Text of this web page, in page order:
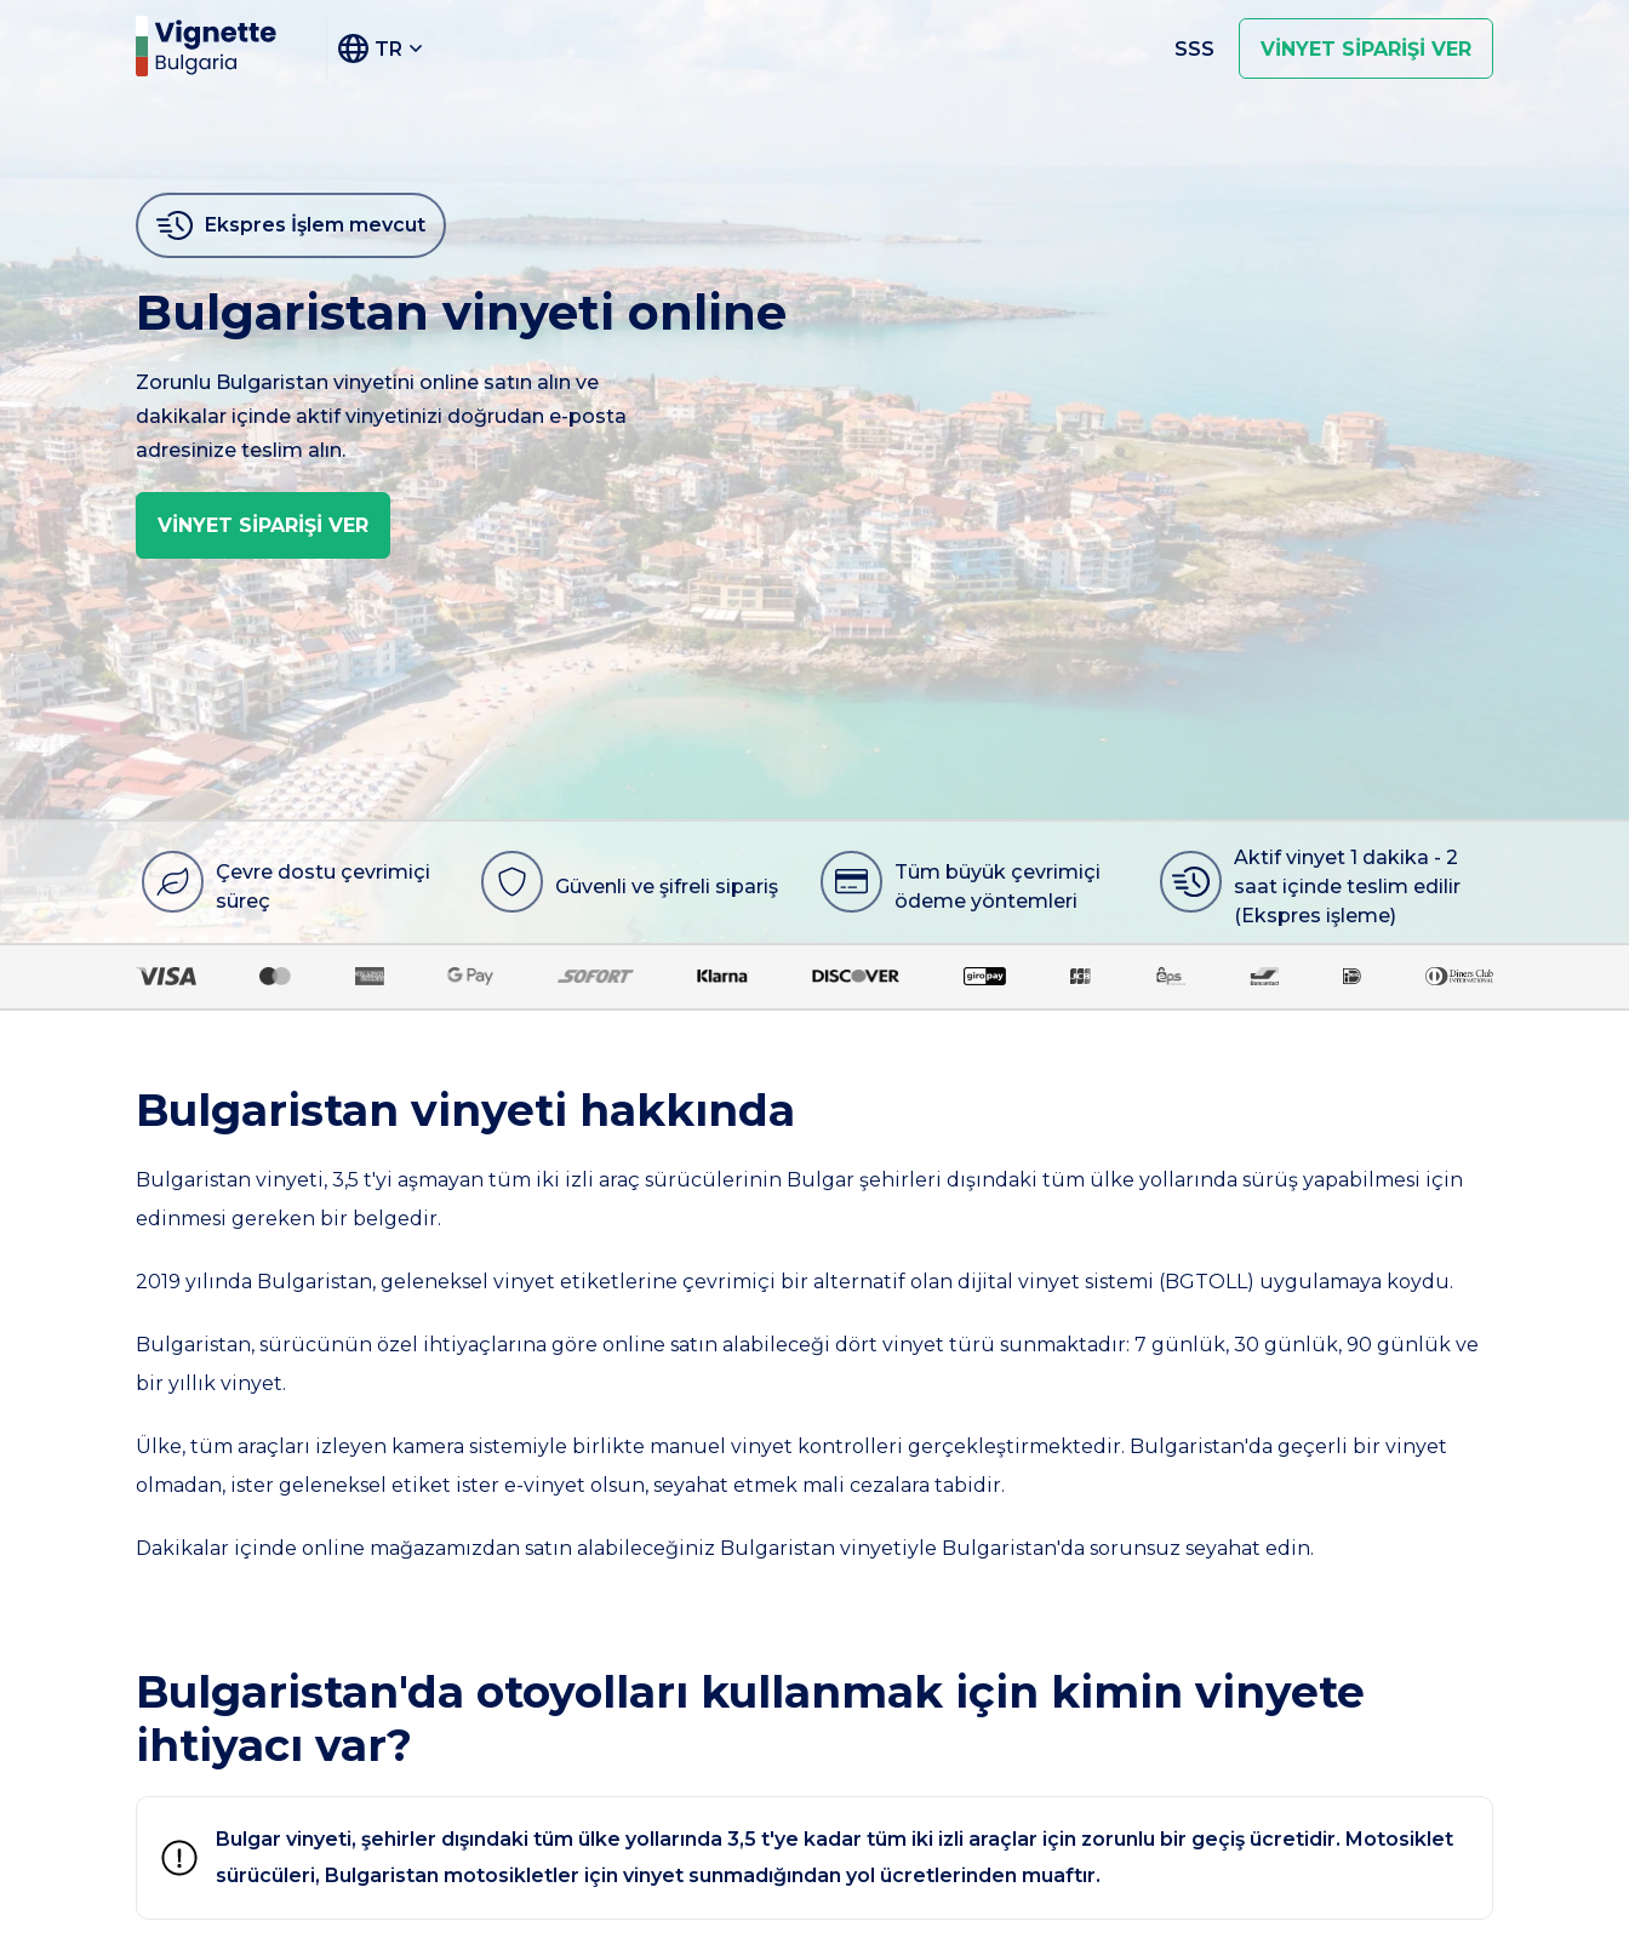
TR SSS VİNYET SİPARİŞİ VER
Ekspres İşlem mevcut
Bulgaristan vinyeti online
Zorunlu Bulgaristan vinyetini online satın alın ve
dakikalar içinde aktif vinyetinizi doğrudan e-posta
adresinize teslim alın.
VİNYET SİPARİŞİ VER
Çevre dostu çevrimiçi
süreç
Güvenli ve şifreli sipariş
Tüm büyük çevrimiçi
ödeme yöntemleri
Aktif vinyet 1 dakika - 2
saat içinde teslim edilir
(Ekspres işleme)
Bulgaristan vinyeti hakkında
Bulgaristan vinyeti, 3,5 t'yi aşmayan tüm iki izli araç sürücülerinin Bulgar şehirleri dışındaki tüm ülke yollarında sürüş yapabilmesi için
edinmesi gereken bir belgedir.
2019 yılında Bulgaristan, geleneksel vinyet etiketlerine çevrimiçi bir alternatif olan dijital vinyet sistemi (BGTOLL) uygulamaya koydu.
Bulgaristan, sürücünün özel ihtiyaçlarına göre online satın alabileceği dört vinyet türü sunmaktadır: 7 günlük, 30 günlük, 90 günlük ve
bir yıllık vinyet.
Ülke, tüm araçları izleyen kamera sistemiyle birlikte manuel vinyet kontrolleri gerçekleştirmektedir. Bulgaristan'da geçerli bir vinyet
olmadan, ister geleneksel etiket ister e-vinyet olsun, seyahat etmek mali cezalara tabidir.
Dakikalar içinde online mağazamızdan satın alabileceğiniz Bulgaristan vinyetiyle Bulgaristan'da sorunsuz seyahat edin.
Bulgaristan'da otoyolları kullanmak için kimin vinyete
ihtiyacı var?
Bulgar vinyeti, şehirler dışındaki tüm ülke yollarında 3,5 t'ye kadar tüm iki izli araçlar için zorunlu bir geçiş ücretidir. Motosiklet
sürücüleri, Bulgaristan motosikletler için vinyet sunmadığından yol ücretlerinden muaftır.